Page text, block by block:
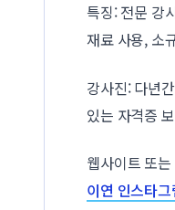
특징: 전문 강
재료 사용, 소
강사진: 다년
있는 자격증
웹사이트 또
이연 인스타그